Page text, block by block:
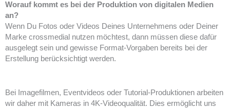
Worauf kommt es bei der Produktion von digitalen Medien
an?
Wenn Du Fotos oder Videos Deines Unternehmens oder Deiner
Marke crossmedial nutzen möchtest, dann müssen diese dafür
ausgelegt sein und gewisse Format-Vorgaben bereits bei der
Erstellung berücksichtigt werden.
Bei Imagefilmen, Eventvideos oder Tutorial-Produktionen arbeiten
wir daher mit Kameras in 4K-Videoqualität. Dies ermöglicht uns